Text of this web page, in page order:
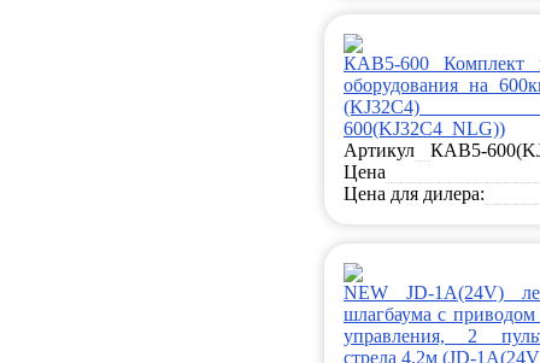
КАВ5-600 Комплект
оборудования на
(KJ32C4)
600(KJ32C4_NLG))
Артикул
КАВ5-
Цена
Цена для дилера:
NEW JD-1A(24V)
шлагбаума с
управления, 2
стрела 4,2м (JD-